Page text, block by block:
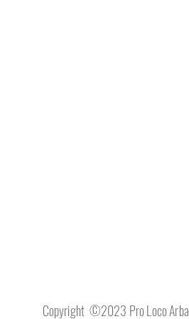
Copyright ©2023 Pro Loco Arba